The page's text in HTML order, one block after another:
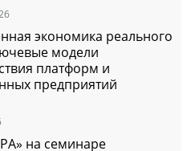
экономика реального
модели
платформ и
предприятий
на семинаре